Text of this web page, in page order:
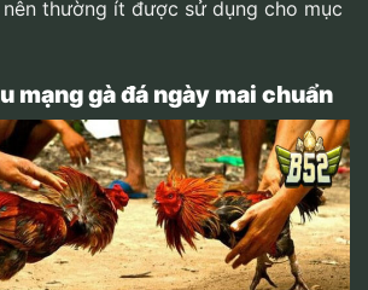
thường ít được sử dụng cho mục
mạng gà đá ngày mai chuẩn